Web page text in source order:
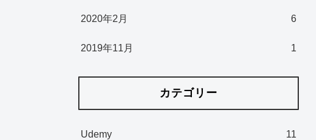
2020年2月 6
2019年11月 1
カテゴリー
Udemy 11